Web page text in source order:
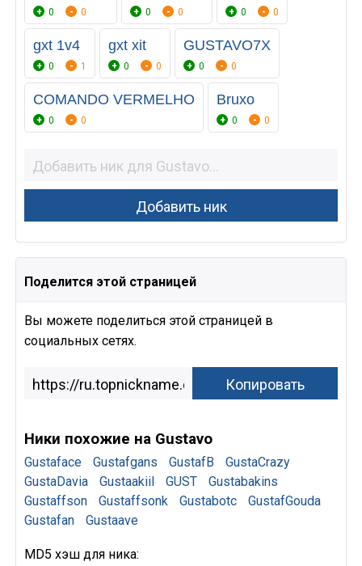
0 0 0 0 0 0
gxt 1v4
0 1
gxt xit
0 0
GUSTAVO7X
0 0
COMANDO VERMELHO
0 0
Bruxo
0 0
Поделится этой страницей
Вы можете поделиться этой страницей в
социальных сетях.
Ники похожие на Gustavo
Gustaface Gustafgans GustafB
GustaCrazy
GustaDavia
Gustaakiil GUST
Gustabakins
Gustaffson
Gustaffsonk Gustabotc
GustafGouda
Gustafan
Gustaave
MD5 хэш для ника: